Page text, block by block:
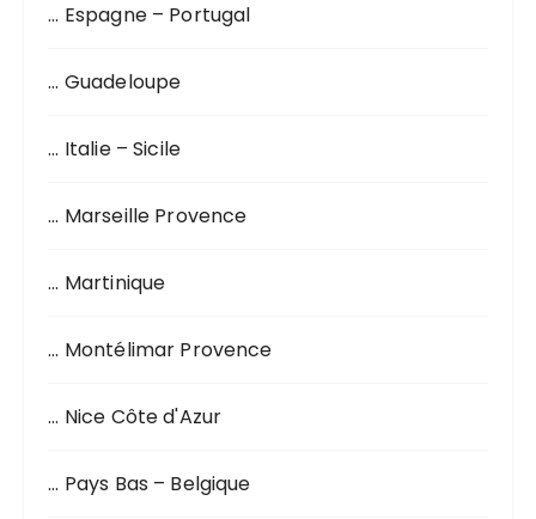
… Espagne – Portugal
… Guadeloupe
… Italie – Sicile
… Marseille Provence
… Martinique
… Montélimar Provence
… Nice Côte d'Azur
… Pays Bas – Belgique